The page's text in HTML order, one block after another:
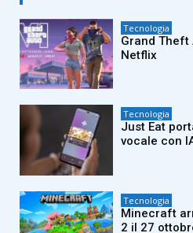
Tecnologia
Grand Theft
Netflix
Tecnologia
Just Eat
vocale con
Tecnologia
Minecraft
2 il 27